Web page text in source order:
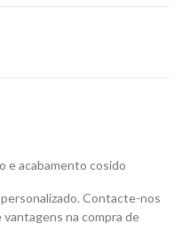
e acabamento cosido
Contacte-nos
na compra de